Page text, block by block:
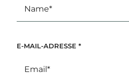
E-MAIL-ADRESSE *